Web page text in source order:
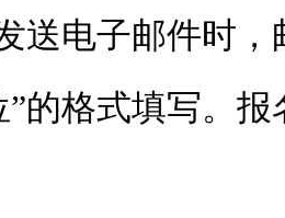
送电子邮件时
的格式填写。报